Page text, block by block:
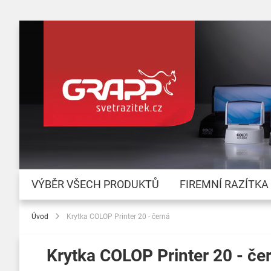
VÝBĚR VŠECH PRODUKTŮ FIREMNÍ RAZÍTKA
Úvod Krytka COLOP Printer 20 - černá
Krytka COLOP Printer 20 -